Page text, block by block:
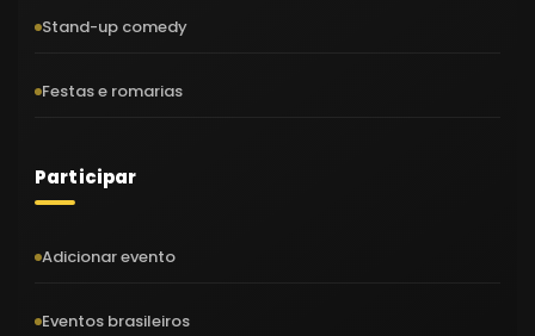
Stand-up comedy
Festas e romarias
Participar
Adicionar evento
Eventos brasileiros